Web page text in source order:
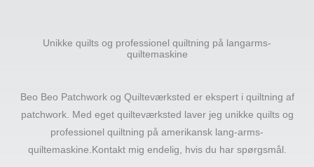
Unikke quilts og professionel quiltning på langarms-
quiltemaskine
Beo Beo Patchwork og Quilteværksted er ekspert i quiltning af
patchwork. Med eget quilteværksted laver jeg unikke quilts og
professionel quiltning på amerikansk lang-arms-
quiltemaskine.Kontakt mig endelig, hvis du har spørgsmål.